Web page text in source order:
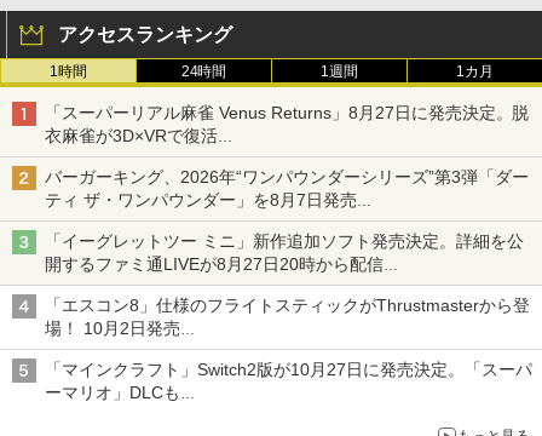
￥11,849
4
【純正品】DualSense ワイヤレスコン
トローラー ミッドナイト ブラック(CFI-
ZCT2J01)
￥10,737
トローラー(CFI-ZCT2J)
ラー + USB-C® ケーブル
￥8,300
4
Xbox プリペイドカード 5,000円 デジタ
ルコード 【旧 Xbox ギフトカード】 [オ
ンラインコード]
￥5,000
ラー (ロボット ホワイト)
￥8,698
4
『映画 ラブライブ！蓮ノ空女学院スクー
ルアイドルクラブ Bloom Garden Part
y』Blu-ray（特装限定版）
￥8,589
窩座再来 完全生産限定版 [DVD]
3
【特典】ドラゴンクエストI＆II Switch
2版(40周年スライムアクリルチャーム)
￥6,986
＼20%クーポン利用／【Switch1/2代対
応】EasySMX Switch 2 コントローラー
無線接続NFC マクロ編集 繰り返し Swit
ch コントローラー 磁気式交換可能 Easy
SMX S10フェイスプレート スイッチ HD
MR ジョイスティックゲーム コントロー
ります。
￥2,300
【SALE・大幅値下げ・新品・未開封
品】モンスターハンターワイルズ PS5 ソ
フト【ポスト投函】 ※特典なし ※セー
ル品のため、返品及び製品保証の対象外
となります。
￥2,900
4
SONY ソニー PS5 バイオハザード RE:4
ゲームソフト 【中古】 22606R69
NewスーパーマリオブラザーズWii ノコ
ノコエアホッケー
￥1,254
4
Steam Deck OLED / Steam Deck LCD
ブルーライトカット ガラスフィルム 強
化ガラス フィルム 保護フィルム 光沢 全
面保護 硬度 9H 飛散防止 Valve スチーム
デック
￥1,298
3
仮面ライダークウガ一挙見Blu-ray [Blu-
￥8,821
【楽天ブックス限定配送BOX】【楽天ブ
ックス限定先着特典+先着特典】劇場版
「鬼滅の刃」無限城編 第一章 猗窩座再
来(完全生産限定版)【Blu-ray】(かるた
呼世晴 ]
アクセスランキング
1時間 24時間 1週間 1カ月
「スーパーリアル麻雀 Venus Returns」8月27日に発売決定。脱
衣麻雀が3D×VRで復活
発売から2週間は20%オフになるセールが実施
バーガーキング、2026年“ワンパウンダーシリーズ”第3弾「ダー
ティ ザ・ワンパウンダー」を8月7日発売
「特製ガーリックマヨソース」を使用した超大型チーズバーガー
「イーグレットツー ミニ」新作追加ソフト発売決定。詳細を公
開するファミ通LIVEが8月27日20時から配信
シリーズ累計100タイトルへ
「エスコン8」仕様のフライトスティックがThrustmasterから登
場！ 10月2日発売
ジョイスティックに振動機能を搭載。予約受付も開始
「マインクラフト」Switch2版が10月27日に発売決定。「スーパ
ーマリオ」DLCも